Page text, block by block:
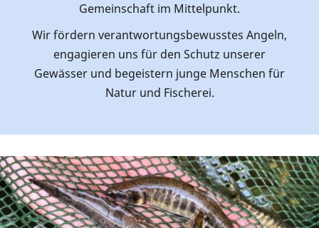
Gemeinschaft im Mittelpunkt.
Wir fördern verantwortungsbewusstes Angeln,
engagieren uns für den Schutz unserer
Gewässer und begeistern junge Menschen für
Natur und Fischerei.